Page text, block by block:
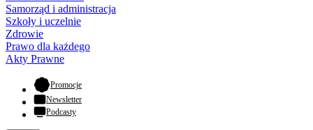
Samorząd i administracja
Szkoły i uczelnie
Zdrowie
Prawo dla każdego
Akty Prawne
Promocje- otwiera się w nowej karcie
Newsletter
Podcasty